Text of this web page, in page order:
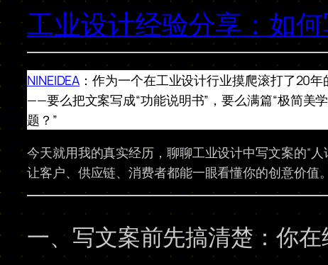
工业设计经验分享：如
NINEIDEA ：作为一个在工业设计行业摸爬滚打了20年
——要么把文案写成“功能说明书”，要么满篇“极简美
题？”
今天就用我的真实经历，聊聊工业设计中写文案的“
让客户、供应链、消费者都能一眼看懂你的创意价值。
一、写文案前先搞清楚：你在